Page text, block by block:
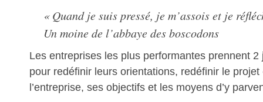
« Quand je suis pressé, je m’assois et je
Un moine de l’abbaye des boscodons
Les entreprises les plus performantes prennent
pour redéfinir leurs orientations, redéfinir le
l’entreprise, ses objectifs et les moyens d’y